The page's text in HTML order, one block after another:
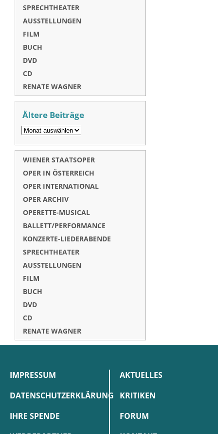
SPRECHTHEATER
AUSSTELLUNGEN
FILM
BUCH
DVD
CD
RENATE WAGNER
Ältere Beiträge
WIENER STAATSOPER
OPER IN ÖSTERREICH
OPER INTERNATIONAL
OPER ARCHIV
OPERETTE-MUSICAL
BALLETT/PERFORMANCE
KONZERTE-LIEDERABENDE
SPRECHTHEATER
AUSSTELLUNGEN
FILM
BUCH
DVD
CD
RENATE WAGNER
IMPRESSUM
DATENSCHUTZERKLÄRUNG
IHRE SPENDE
AKTUELLES
KRITIKEN
FORUM